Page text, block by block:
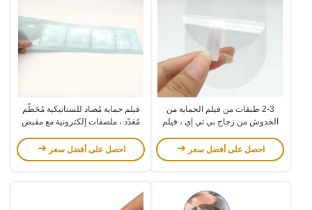
2-3 طبقات من فيلم الحماية من
الخدوش من زجاج بي تي إي ، فيلم
احصل على أفضل سعر
فيلم حماية مُضاد للستاتيكية مُحَطّم
مُعَدّد ، ملصقات إلكترونية مع مقبض
احصل على أفضل سعر